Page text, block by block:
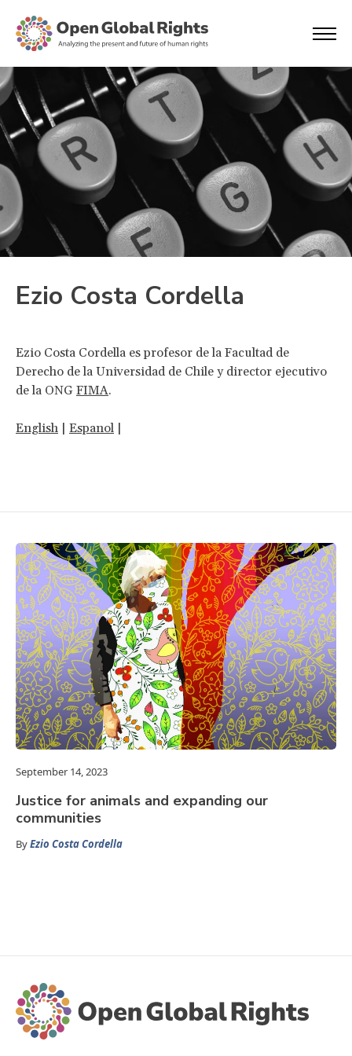
Ezio Costa Cordella
Ezio Costa Cordella es profesor de la Facultad de
Derecho de la Universidad de Chile y director ejecutivo
de la ONG FIMA.
English | Espanol |
September 14, 2023
Justice for animals and expanding our
communities
ByEzio Costa Cordella